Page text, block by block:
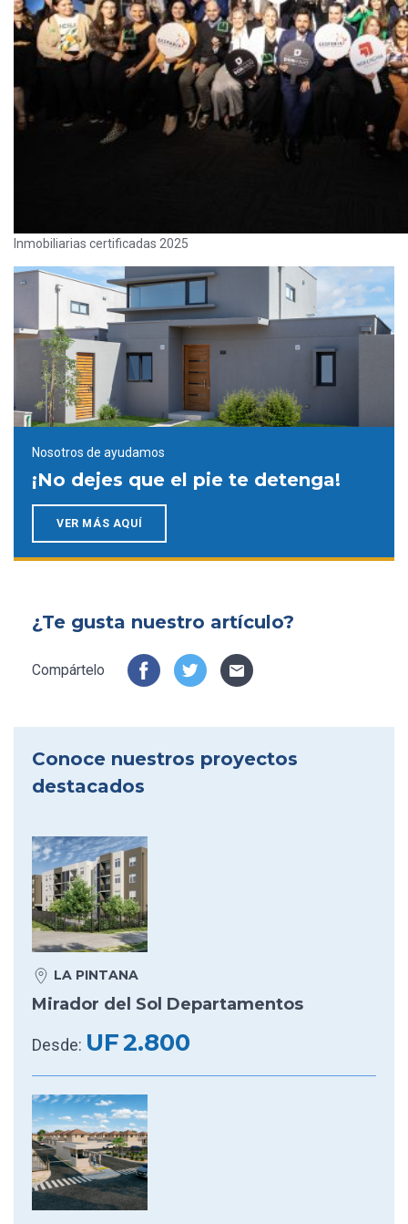
Inmobiliarias certificadas 2025
Nosotros de ayudamos
¡No dejes que el pie te detenga!
VER MÁS AQUÍ
Conoce nuestros proyectos
destacados
LA PINTANA
Mirador del Sol Departamentos
Desde: UF2.800
¿Te gusta nuestro artículo?
Compártelo